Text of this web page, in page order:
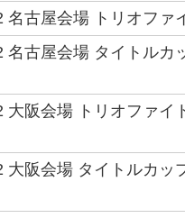
名古屋会場 トリオフ
名古屋会場 タイトル
大阪会場 トリオファ
大阪会場 タイトルカ